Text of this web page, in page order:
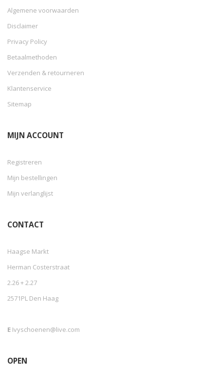
Algemene voorwaarden
Disclaimer
Privacy Policy
Betaalmethoden
Verzenden & retourneren
Klantenservice
Sitemap
MIJN ACCOUNT
Registreren
Mijn bestellingen
Mijn verlanglijst
CONTACT
Haagse Markt
Herman Costerstraat
2.26 + 2.27
2571PL Den Haag
E Ivyschoenen@live.com
OPEN